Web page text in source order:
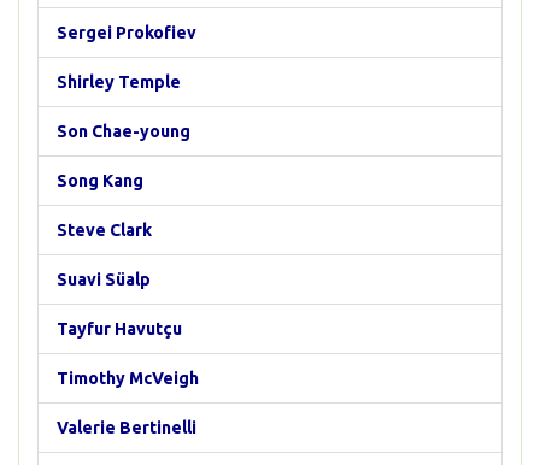
Sergei Prokofiev
Shirley Temple
Son Chae-young
Song Kang
Steve Clark
Suavi Süalp
Tayfur Havutçu
Timothy McVeigh
Valerie Bertinelli